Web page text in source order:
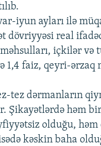
iyun ayları ilə
dövriyyəsi real
içkilər və
1,4 faiz, qeyri-ərzaq
tez dərmanların
Şikayətlərdə həm
olduğu, həm
kəskin baha